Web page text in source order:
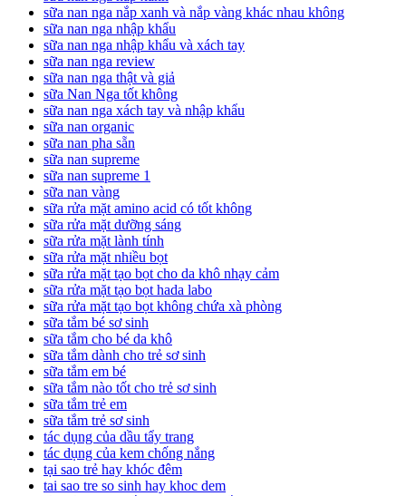
sữa nan nga nắp xanh và nắp vàng khác nhau không
sữa nan nga nhập khẩu
sữa nan nga nhập khẩu và xách tay
sữa nan nga review
sữa nan nga thật và giả
sữa Nan Nga tốt không
sữa nan nga xách tay và nhập khẩu
sữa nan organic
sữa nan pha sẵn
sữa nan supreme
sữa nan supreme 1
sữa nan vàng
sữa rửa mặt amino acid có tốt không
sữa rửa mặt dưỡng sáng
sữa rửa mặt lành tính
sữa rửa mặt nhiều bọt
sữa rửa mặt tạo bọt cho da khô nhạy cảm
sữa rửa mặt tạo bọt hada labo
sữa rửa mặt tạo bọt không chứa xà phòng
sữa tắm bé sơ sinh
sữa tắm cho bé da khô
sữa tắm dành cho trẻ sơ sinh
sữa tắm em bé
sữa tắm nào tốt cho trẻ sơ sinh
sữa tắm trẻ em
sữa tắm trẻ sơ sinh
tác dụng của dầu tẩy trang
tác dụng của kem chống nắng
tại sao trẻ hay khóc đêm
tai sao tre so sinh hay khoc dem